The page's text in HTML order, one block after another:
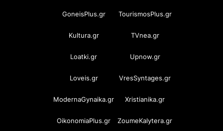
GoneisPlus.gr TourismosPlus.gr
Kultura.gr TVnea.gr
Loatki.gr Upnow.gr
Loveis.gr VresSyntages.gr
ModernaGynaika.gr Xristianika.gr
OikonomiaPlus.gr ZoumeKalytera.gr